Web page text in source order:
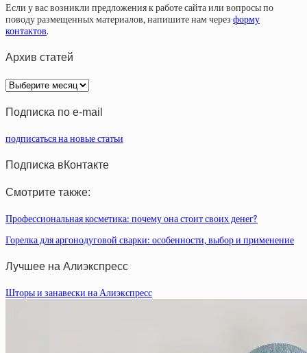
Если у вас возникли предложения к работе сайта или вопросы по
поводу размещенных материалов, напишите нам через форму
контактов.
Архив статей
Архив
статей
Подписка по e-mail
подписаться на новые статьи
Подписка вКонтакте
Смотрите также:
Профессиональная косметика: почему она стоит своих денег?
Горелка для аргонодуговой сварки: особенности, выбор и применение
Лучшее на Алиэкспресс
Шторы и занавески на Алиэкспресс